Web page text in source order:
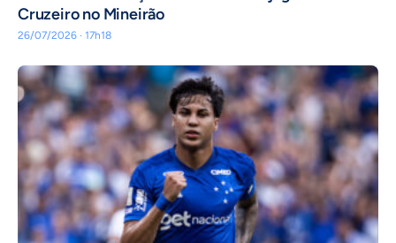
Cruzeiro no Mineirão
26/07/2026 · 17h18